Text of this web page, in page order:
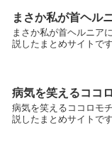
まさか私が首ヘル
まさか私が首ヘルニア
説したまとめサイトで
病気を笑えるココ
病気を笑えるココロモ
説したまとめサイトで